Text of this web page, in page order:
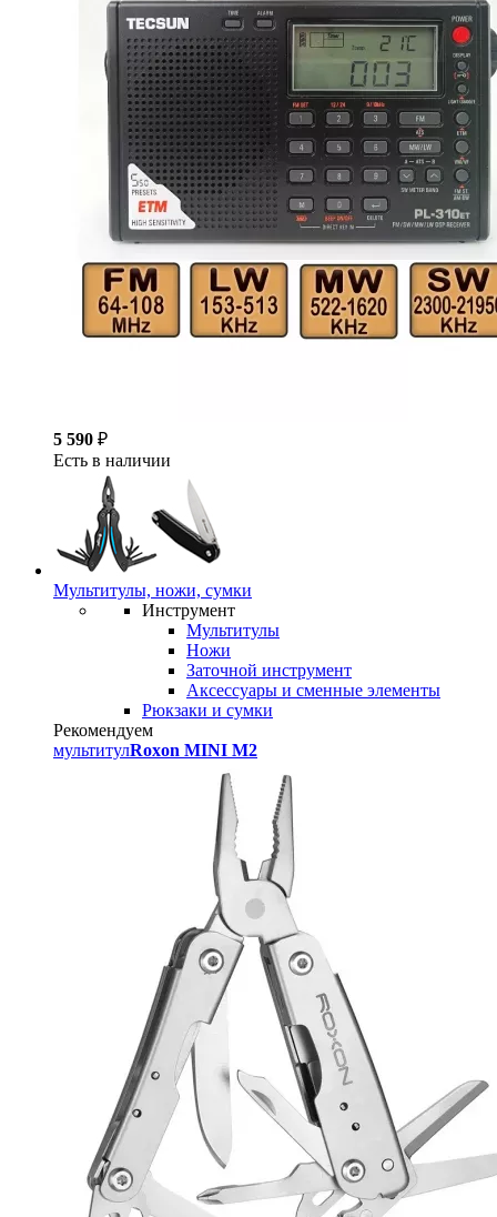
5 590 ₽
Есть в наличии
Мультитулы, ножи, сумки
Инструмент
Мультитулы
Ножи
Заточной инструмент
Аксессуары и сменные элементы
Рюкзаки и сумки
Рекомендуем
мультитулRoxon MINI M2